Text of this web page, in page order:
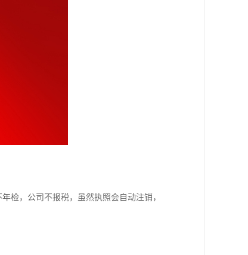
检，公司不报税，虽然执照会自动注销，